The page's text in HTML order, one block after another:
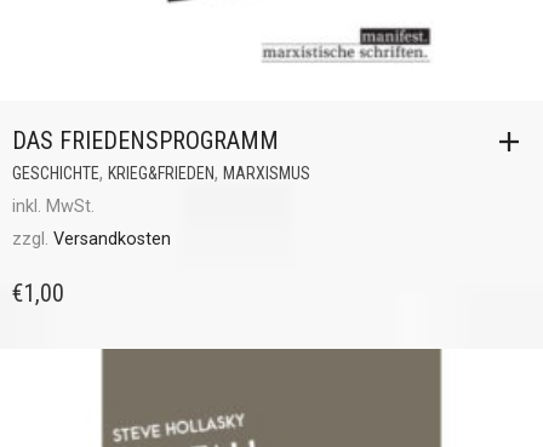
DAS FRIEDENSPROGRAMM
GESCHICHTE, KRIEG&FRIEDEN, MARXISMUS
inkl. MwSt.
zzgl. Versandkosten
€1,00